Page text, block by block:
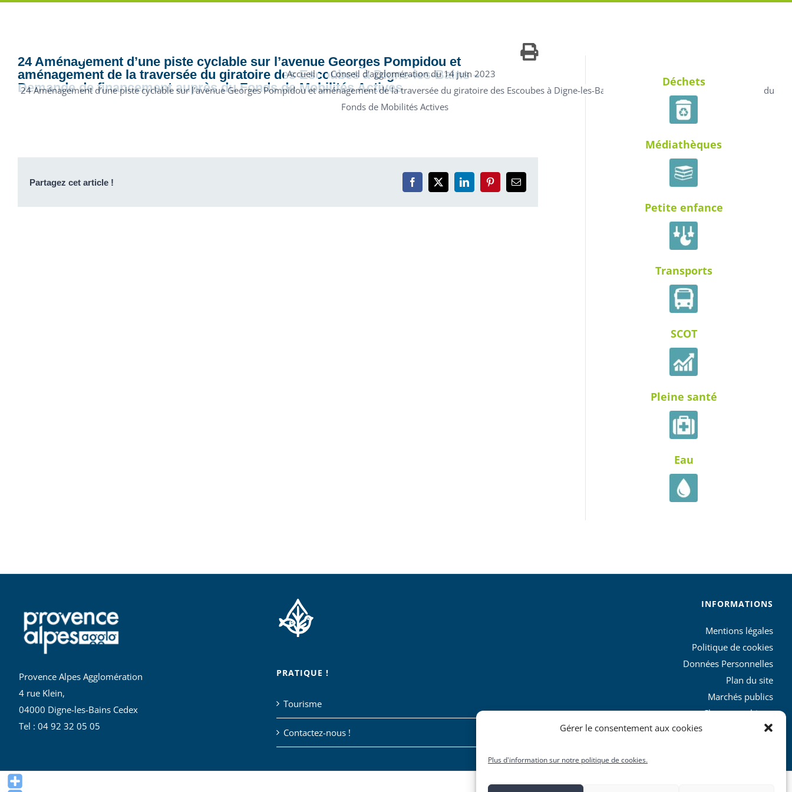
Gérer le consentement aux cookies
Plus d'information sur notre politique de cookies.
auprès du Fonds de Mobilités Actives
Accueil
Conseil d'agglomération du 14 juin 2023
24 Aménagement d’une piste cyclable sur l’avenue Georges Pompidou et aménagement de la traversée du giratoire des Escoubes à Digne-les-Bains – Demande de financement auprès du
Fonds de Mobilités Actives
24 Aménagement d’une piste cyclable sur l’avenue Georges Pompidou et
aménagement de la traversée du giratoire des Escoubes à Digne-les-Bains –
Demande de financement auprès du Fonds de Mobilités Actives
Partagez cet article ! Facebook
X LinkedInPinterestEmail
Déchets
Médiathèques
Petite enfance
Transports
SCOT
Pleine santé
Eau
Provence Alpes Agglomération
4 rue Klein,
04000 Digne-les-Bains Cedex
Tel : 04 92 32 05 05
PRATIQUE !
Tourisme
Contactez-nous !
INFORMATIONS
Mentions légales
Politique de cookies
Données Personnelles
Plan du site
Marchés publics
Charte graphique
L’agglo recrute